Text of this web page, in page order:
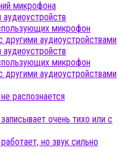
микрофона
микрофон
другими аудиоустройствами
микрофон
другими аудиоустройствами
распознается
очень тихо или с
но звук сильно